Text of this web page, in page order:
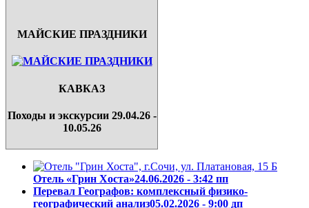
МАЙСКИЕ ПРАЗДНИКИ
КАВКАЗ
Походы и экскурсии 29.04.26 -
10.05.26
Отель «Грин Хоста»24.06.2026 - 3:42 пп
Перевал Географов: комплексный физико-
географический анализ05.02.2026 - 9:00 дп